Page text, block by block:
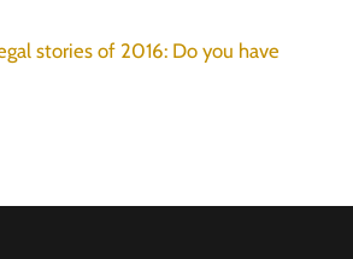
stories of 2016: Do you have